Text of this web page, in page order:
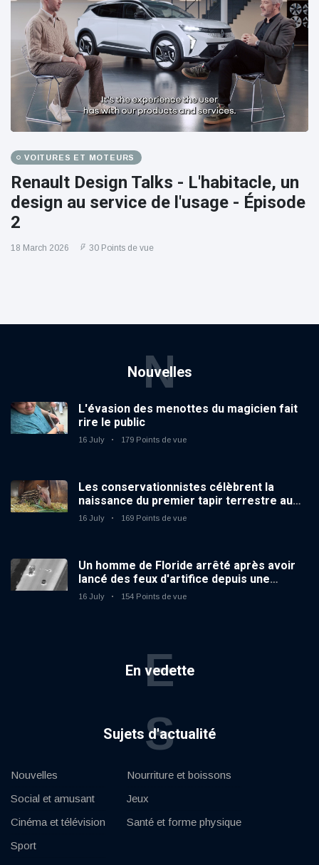
VOITURES ET MOTEURS
Renault Design Talks - L'habitacle, un
design au service de l'usage - Épisode
2
18 March 2026 30 Points de vue
Nouvelles
N
L'évasion des menottes du magicien fait
rire le public
16 July 179 Points de vue
Les conservationnistes célèbrent la
naissance du premier tapir terrestre au
zoo du Royaume-Uni depuis 14 ans
16 July 169 Points de vue
Un homme de Floride arrêté après avoir
lancé des feux d'artifice depuis une
voiture en mouvement
16 July 154 Points de vue
En vedette
E
Sujets d'actualité
S
Nouvelles
Social et amusant
Cinéma et télévision
Sport
Nourriture et boissons
Jeux
Santé et forme physique